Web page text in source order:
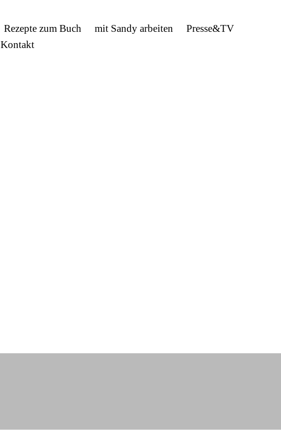
Rezepte zum Buch mit Sandy arbeiten
Presse&TV
Kontakt